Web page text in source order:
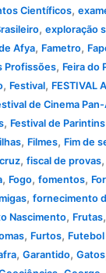
Científicos,
,exploração
Afya, Fametro,
Profissões, Feira do
, Festival, FESTIVAL
de Cinema
, Festival de
, Filmes, Fim de
,fiscal de provas,
, Fogo,fomentos,
,fornecimento
Nascimento, Frutas,
, Furtos,
,Garantido,Gatos